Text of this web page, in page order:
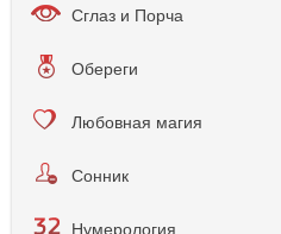
Сглаз и Порча
Обереги
Любовная магия
Сонник
Нумерология